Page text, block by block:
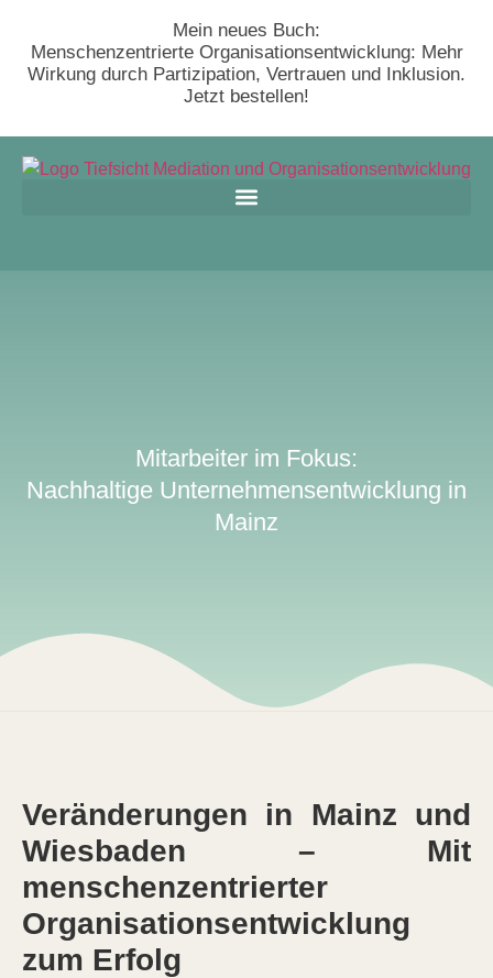
Mein neues Buch:
Menschenzentrierte Organisationsentwicklung: Mehr
Wirkung durch Partizipation, Vertrauen und Inklusion.
Jetzt bestellen!
Mitarbeiter im Fokus:
Nachhaltige Unternehmensentwicklung in
Mainz
Veränderungen in Mainz und
Wiesbaden – Mit
menschenzentrierter
Organisationsentwicklung
zum Erfolg